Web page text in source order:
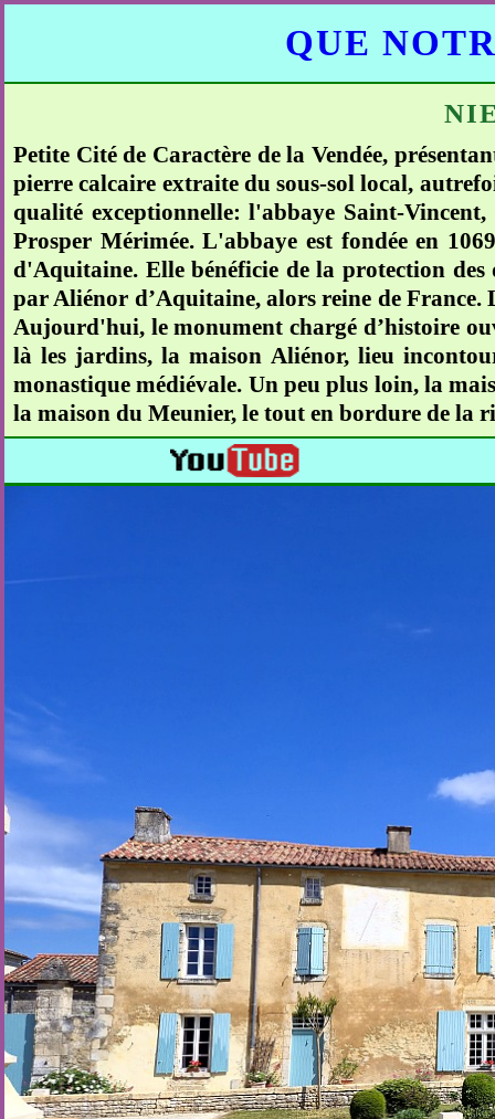
QUE
Petite Cité de Caractère de la Vendée,
pierre calcaire extraite du sous-sol local,
qualité exceptionnelle: l'abbaye Saint-
Prosper Mérimée. L'abbaye est fondée en
d'Aquitaine. Elle bénéficie de la protection des
par Aliénor d’Aquitaine, alors reine de France.
Aujourd'hui, le monument chargé d’histoire
là les jardins, la maison Aliénor, lieu
monastique médiévale. Un peu plus loin, la
la maison du Meunier, le tout en bordure de la